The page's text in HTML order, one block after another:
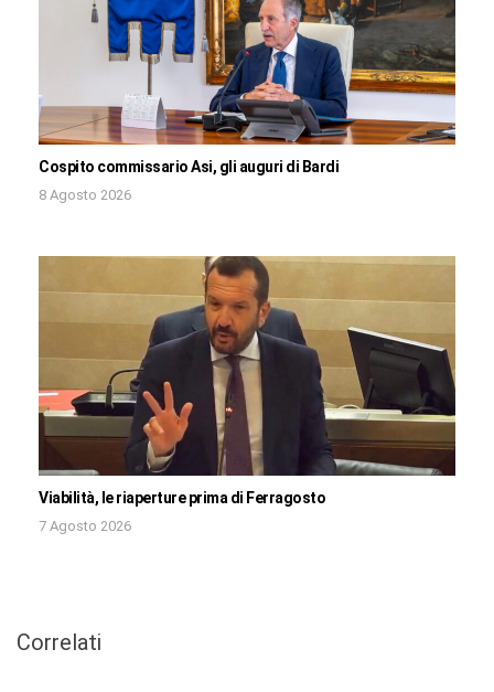
Cospito commissario Asi, gli auguri di Bardi
8 Agosto 2026
Viabilità, le riaperture prima di Ferragosto
7 Agosto 2026
Correlati